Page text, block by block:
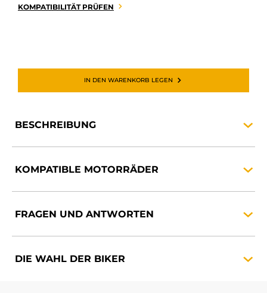
MARKEN
KOMPATIBILITÄT PRÜFEN
IN DEN WARENKORB LEGEN
BESCHREIBUNG
KOMPATIBLE MOTORRÄDER
FRAGEN UND ANTWORTEN
DIE WAHL DER BIKER